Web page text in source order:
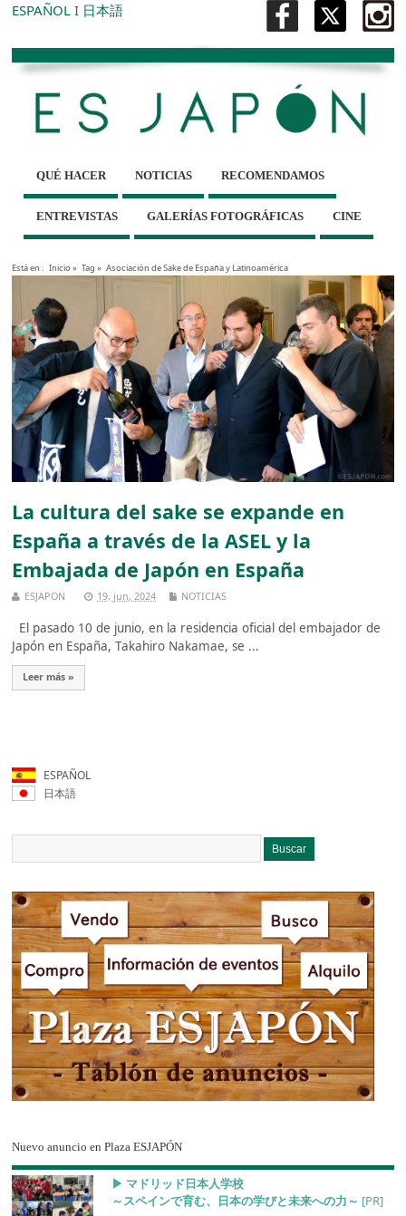
ESPAÑOL I 日本語
QUÉ HACER NOTICIAS RECOMENDAMOS
ENTREVISTAS GALERÍAS FOTOGRÁFICAS CINE
Está en : Inicio» Tag » Asociación de Sake de España y Latinoamérica
La cultura del sake se expande en
España a través de la ASEL y la
Embajada de Japón en España
ESJAPON 19, jun, 2024 NOTICIAS
El pasado 10 de junio, en la residencia oficial del embajador de
Japón en España, Takahiro Nakamae, se ...
Leer más »
ESPAÑOL
日本語
Nuevo anuncio en Plaza ESJAPÓN
▶︎ マドリッド日本人学校
～スペインで育む、日本の学びと未来への力～ [PR]